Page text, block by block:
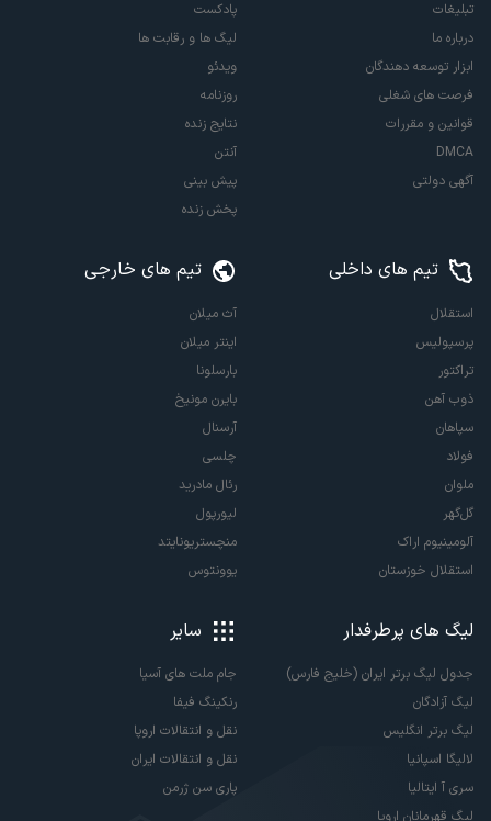
تبلیغات
درباره ما
ابزار توسعه دهندگان
فرصت های شغلی
قوانین و مقررات
DMCA
آگهی دولتی
پادکست
لیگ ها و رقابت ها
ویدئو
روزنامه
نتایج زنده
آنتن
پیش بینی
پخش زنده
تیم های داخلی
استقلال
پرسپولیس
تراکتور
ذوب آهن
سپاهان
فولاد
ملوان
گل‌گهر
آلومینیوم اراک
استقلال خوزستان
تیم های خارجی
آث میلان
اینتر میلان
بارسلونا
بایرن مونیخ
آرسنال
چلسی
رئال مادرید
لیورپول
منچستریونایتد
یوونتوس
لیگ های پرطرفدار
جدول لیگ برتر ایران (خلیج فارس)
لیگ آزادگان
لیگ برتر انگلیس
لالیگا اسپانیا
سری آ ایتالیا
لیگ قهرمانان اروپا
سایر
جام ملت های آسیا
رنکینگ فیفا
نقل و انتقالات اروپا
نقل و انتقالات ایران
پاری سن ژرمن